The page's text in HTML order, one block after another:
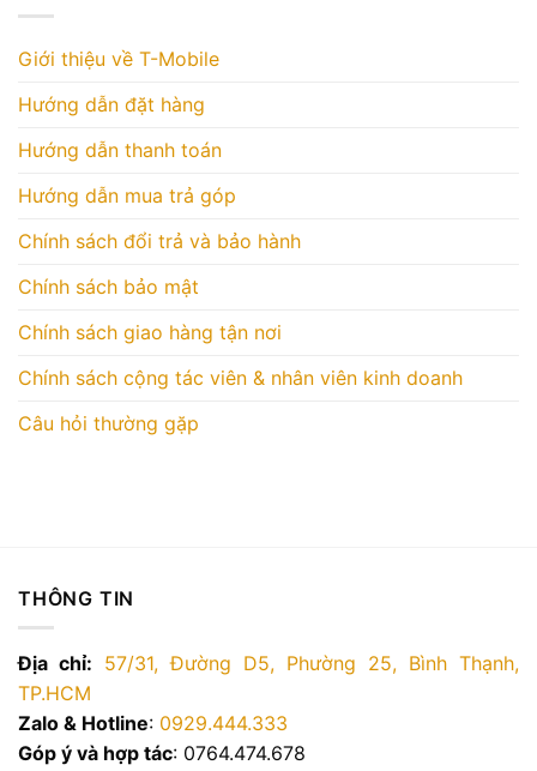
Giới thiệu về T-Mobile
Hướng dẫn đặt hàng
Hướng dẫn thanh toán
Hướng dẫn mua trả góp
Chính sách đổi trả và bảo hành
Chính sách bảo mật
Chính sách giao hàng tận nơi
Chính sách cộng tác viên & nhân viên kinh doanh
Câu hỏi thường gặp
THÔNG TIN
Địa chỉ: 57/31, Đường D5, Phường 25, Bình Thạnh,
TP.HCM
Zalo & Hotline: 0929.444.333
Góp ý và hợp tác: 0764.474.678